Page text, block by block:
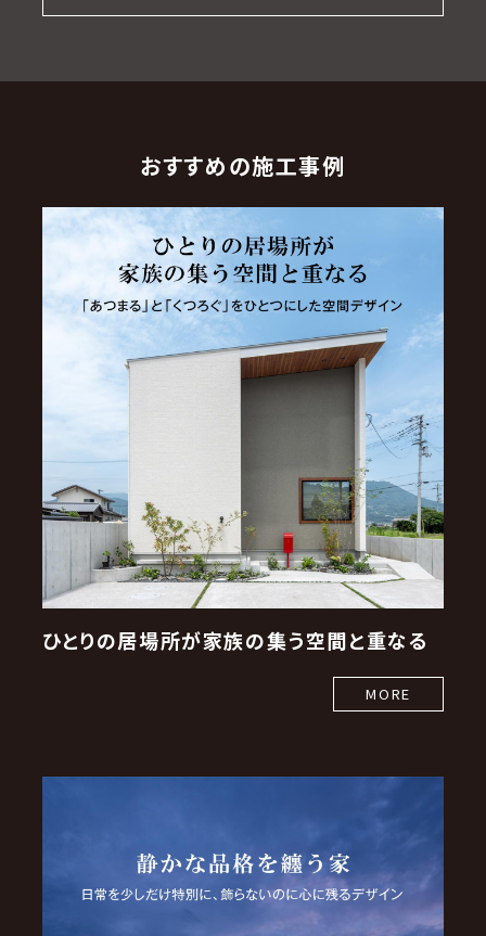
おすすめの施工事例
ひとりの居場所が家族の集う空間と重なる
MORE